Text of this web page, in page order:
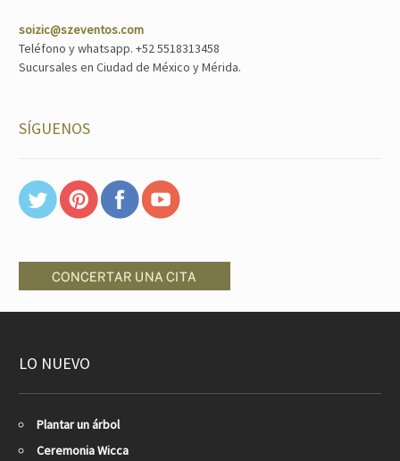
soizic@szeventos.com
Teléfono y whatsapp. +52 5518313458
Sucursales en Ciudad de México y Mérida.
SÍGUENOS
LO NUEVO
Plantar un árbol
Ceremonia Wicca